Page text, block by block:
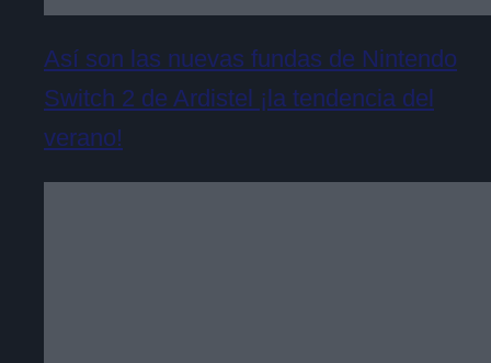
Así son las nuevas fundas de Nintendo
Switch 2 de Ardistel ¡la tendencia del
verano!